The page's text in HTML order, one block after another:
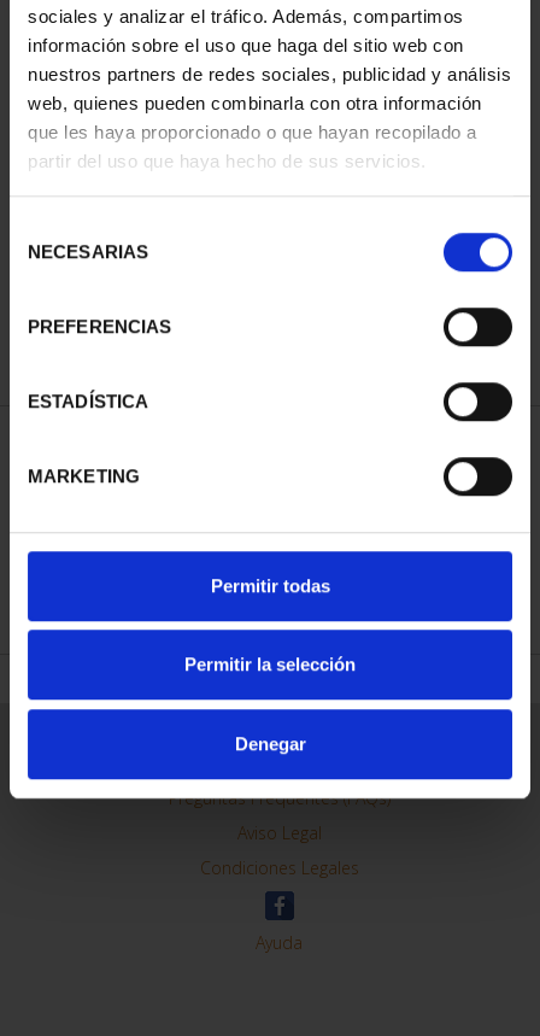
sociales y analizar el tráfico. Además, compartimos
información sobre el uso que haga del sitio web con
nuestros partners de redes sociales, publicidad y análisis
web, quienes pueden combinarla con otra información
que les haya proporcionado o que hayan recopilado a
partir del uso que haya hecho de sus servicios.
NECESARIAS
PREFERENCIAS
ESTADÍSTICA
MARKETING
Permitir todas
Permitir la selección
Denegar
WORLD HERITAGE
€1,095.00
REFINE
General Information
Preguntas Frequentes (FAQs)
Aviso Legal
Condiciones Legales
Ayuda